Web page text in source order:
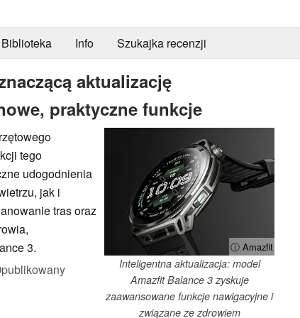
Biblioteka Info Szukajka recenzji
aktualizację
praktyczne funkcje
ⓘ Amazfit
Inteligentna aktualizacja: model
Amazfit Balance 3 zyskuje
zaawansowane funkcje nawigacyjne i
związane ze zdrowiem
tego
udogodnienia
jak i
tras oraz
3.